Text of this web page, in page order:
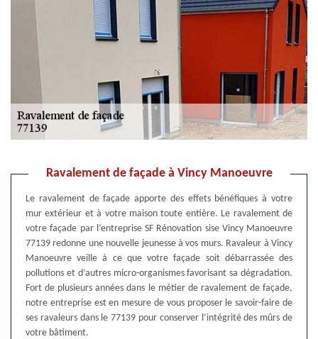
Ravalement de façade à Vincy Manoeuvre
Le ravalement de façade apporte des effets bénéfiques à votre
mur extérieur et à votre maison toute entière. Le ravalement de
votre façade par l’entreprise SF Rénovation sise Vincy Manoeuvre
77139 redonne une nouvelle jeunesse à vos murs. Ravaleur à Vincy
Manoeuvre veille à ce que votre façade soit débarrassée des
pollutions et d’autres micro-organismes favorisant sa dégradation.
Fort de plusieurs années dans le métier de ravalement de façade,
notre entreprise est en mesure de vous proposer le savoir-faire de
ses ravaleurs dans le 77139 pour conserver l’intégrité des mûrs de
votre bâtiment.